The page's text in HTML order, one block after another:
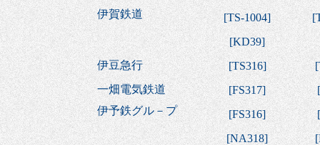
伊賀鉄道
[TS-1004] [
[KD39]
伊豆急行
[TS316] [
一畑電気鉄道
[FS317]
[
伊予鉄グル－プ
[FS316]
[
[NA318] [